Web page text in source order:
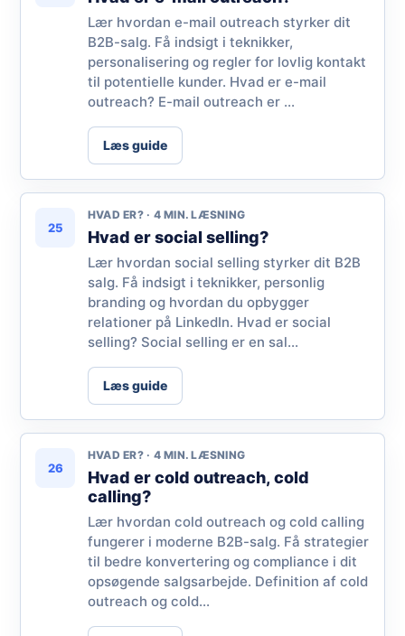
Lær hvordan e-mail outreach styrker dit
B2B-salg. Få indsigt i teknikker,
personalisering og regler for lovlig kontakt
til potentielle kunder. Hvad er e-mail
outreach? E-mail outreach er ...
Læs guide
25
HVAD ER? · 4 MIN. LÆSNING
Hvad er social selling?
Lær hvordan social selling styrker dit B2B
salg. Få indsigt i teknikker, personlig
branding og hvordan du opbygger
relationer på LinkedIn. Hvad er social
selling? Social selling er en sal...
Læs guide
26
HVAD ER? · 4 MIN. LÆSNING
Hvad er cold outreach, cold
calling?
Lær hvordan cold outreach og cold calling
fungerer i moderne B2B-salg. Få strategier
til bedre konvertering og compliance i dit
opsøgende salgsarbejde. Definition af cold
outreach og cold...